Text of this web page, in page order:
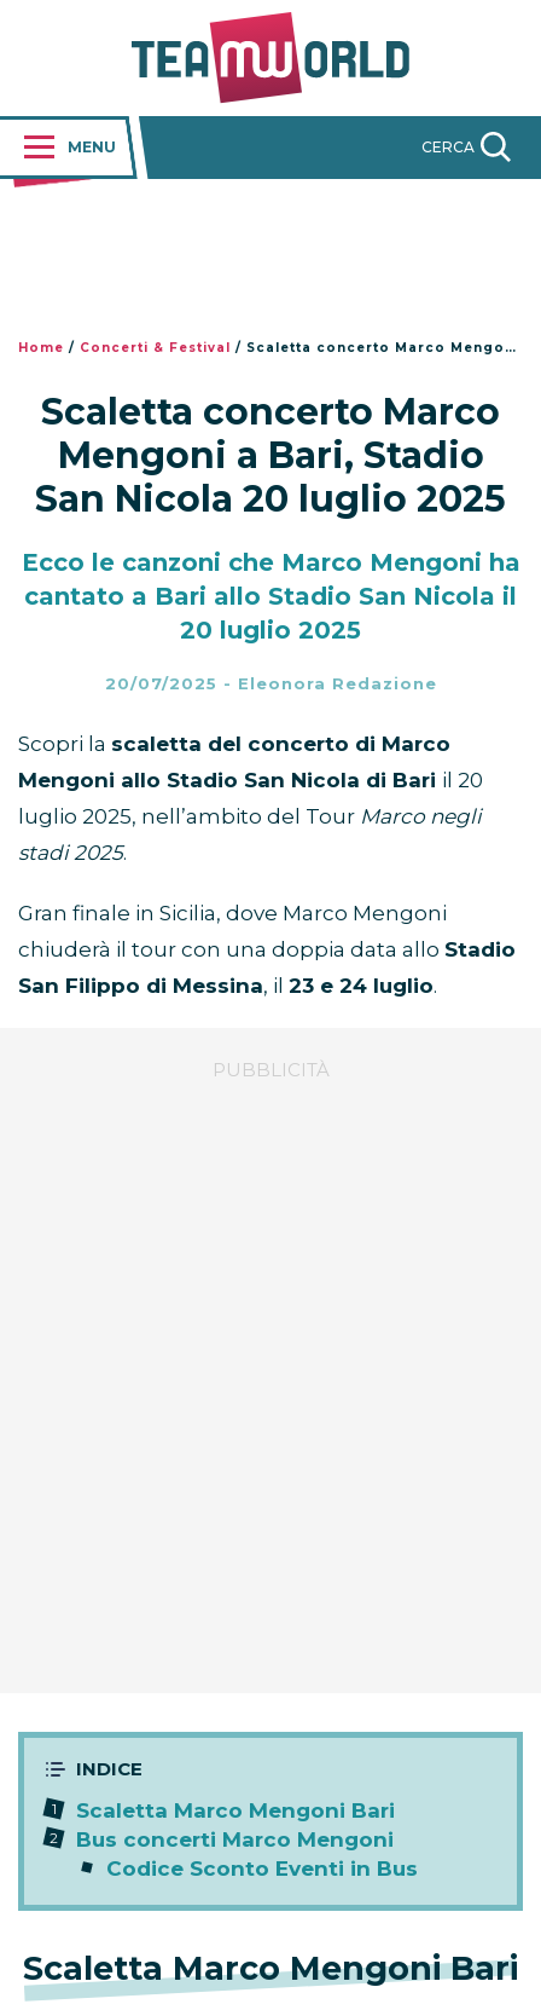
MENU CERCA
Home / Concerti & Festival / Scaletta concerto Marco Mengoni a Bari, Stadio San Nicola 20 luglio 2025
Scaletta concerto Marco
Mengoni a Bari, Stadio
San Nicola 20 luglio 2025
Ecco le canzoni che Marco Mengoni ha
cantato a Bari allo Stadio San Nicola il
20 luglio 2025
20/07/2025 - Eleonora Redazione
Scopri la scaletta del concerto di Marco
Mengoni allo Stadio San Nicola di Bari il 20
luglio 2025, nell’ambito del Tour Marco negli
stadi 2025.
Gran finale in Sicilia, dove Marco Mengoni
chiuderà il tour con una doppia data allo Stadio
San Filippo di Messina, il 23 e 24 luglio.
Scaletta Marco Mengoni Bari
Bus concerti Marco Mengoni
Codice Sconto Eventi in Bus
Scaletta Marco Mengoni Bari